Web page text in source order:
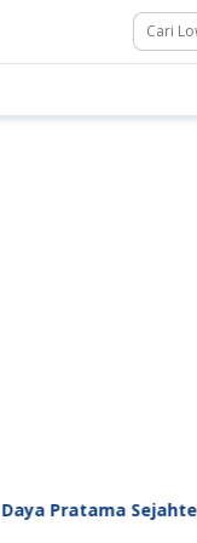
Sejahtera